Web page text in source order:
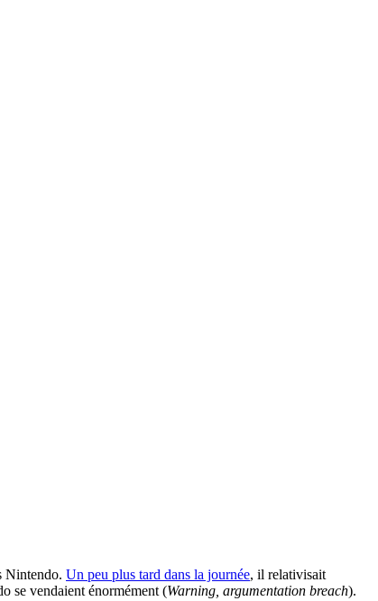
Nintendo. Un peu plus tard dans la journée, il relativisait
se vendaient énormément (Warning, argumentation breach).